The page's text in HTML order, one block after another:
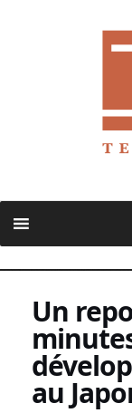
content
Un
au